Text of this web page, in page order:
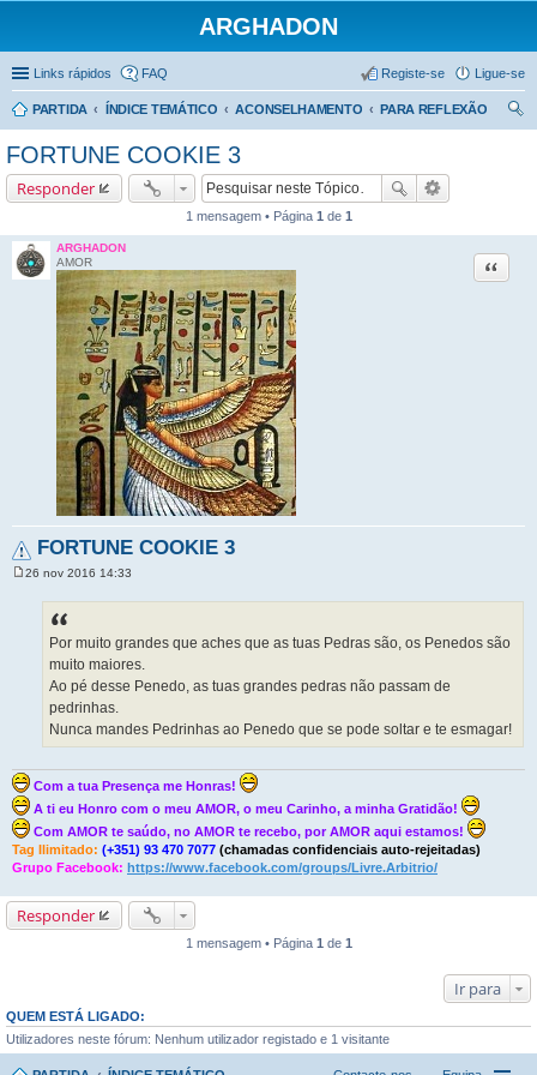
ARGHADON
Links rápidos FAQ Ligue-se
Registe-se
PARTIDA ÍNDICE TEMÁTICO ACONSELHAMENTO
PARA REFLEXÃO
FORTUNE COOKIE 3
Responder
1 mensagem • Página 1 de 1
ARGHADON
AMOR
FORTUNE COOKIE 3
Citar
26 nov 2016 14:33
Por muito grandes que aches que as tuas Pedras são, os Penedos são
muito maiores.
Ao pé desse Penedo, as tuas grandes pedras não passam de
pedrinhas.
Nunca mandes Pedrinhas ao Penedo que se pode soltar e te esmagar!
Com a tua Presença me Honras!
A ti eu Honro com o meu AMOR, o meu Carinho, a minha Gratidão!
Com AMOR te saúdo, no AMOR te recebo, por AMOR aqui estamos!
Tag Ilimitado: (+351) 93 470 7077 (chamadas confidenciais auto-rejeitadas)
Grupo Facebook: https://www.facebook.com/groups/Livre.Arbitrio/
Responder
1 mensagem • Página 1 de 1
Ir para
QUEM ESTÁ LIGADO:
Utilizadores neste fórum: Nenhum utilizador registado e 1 visitante